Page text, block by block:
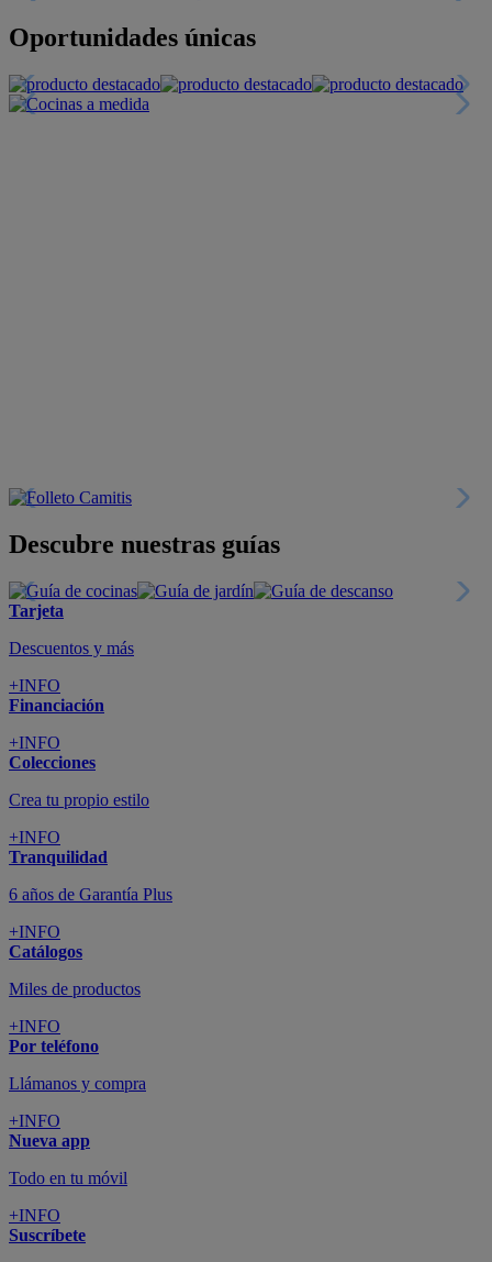
Oportunidades únicas
Descubre nuestras guías
Tarjeta
Descuentos y más
+INFO
Financiación
+INFO
Colecciones
Crea tu propio estilo
+INFO
Tranquilidad
6 años de Garantía Plus
+INFO
Catálogos
Miles de productos
+INFO
Por teléfono
Llámanos y compra
+INFO
Nueva app
Todo en tu móvil
+INFO
Suscríbete